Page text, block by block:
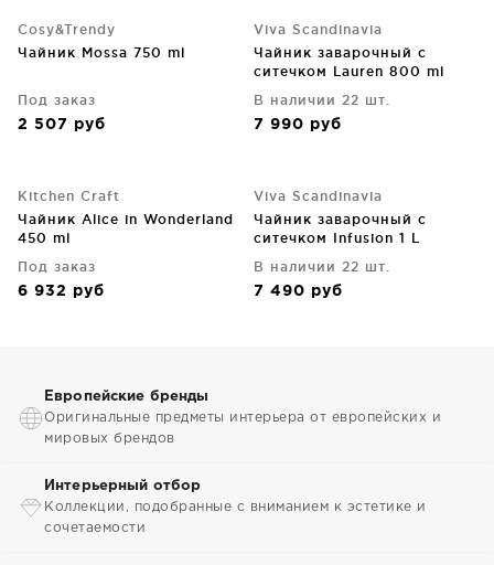
Cosy&Trendy
Чайник Mossa 750 ml
Под заказ
2 507 руб
Viva Scandinavia
Чайник заварочный с
ситечком Lauren 800 ml
В наличии 22 шт.
7 990 руб
Kitchen Craft
Чайник Alice in Wonderland
450 ml
Под заказ
6 932 руб
Viva Scandinavia
Чайник заварочный с
ситечком Infusion 1 L
В наличии 22 шт.
7 490 руб
Европейские бренды
Оригинальные предметы интерьера от европейских и
мировых брендов
Интерьерный отбор
Коллекции, подобранные с вниманием к эстетике и
сочетаемости